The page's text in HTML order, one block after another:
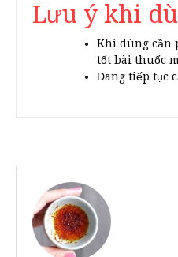
Lưu ý khi
Khi dùng cần
tốt bài thuốc
Đang tiếp tục